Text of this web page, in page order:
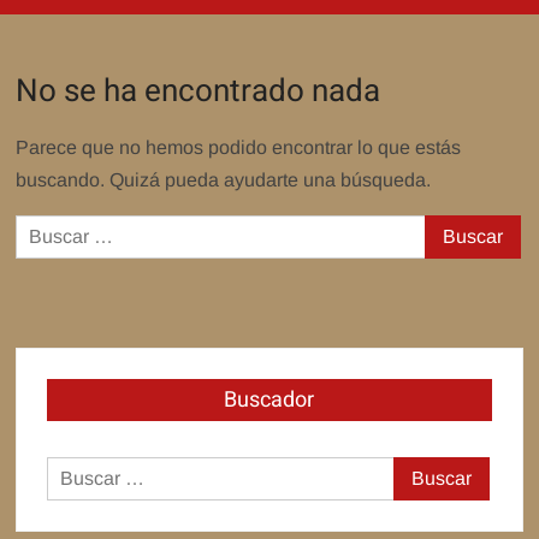
No se ha encontrado nada
Parece que no hemos podido encontrar lo que estás
buscando. Quizá pueda ayudarte una búsqueda.
Buscar:
Buscador
Buscar: